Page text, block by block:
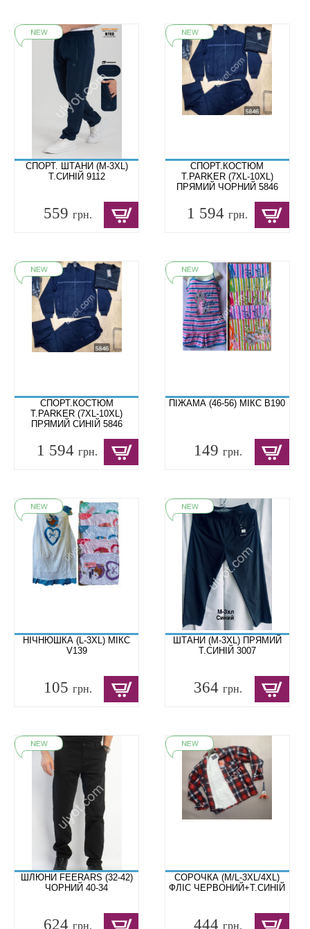
СПОРТ. ШТАНИ (M-3XL)
Т.СИНІЙ 9112
559 грн.
CПОРТ.КОСТЮМ
T.PARKER (7XL-10XL)
ПРЯМИЙ ЧОРНИЙ 5846
1 594грн.
CПОРТ.КОСТЮМ
T.PARKER (7XL-10XL)
ПРЯМИЙ СИНІЙ 5846
1 594 грн.
ПІЖАМА (46-56) МІКС B190
149грн.
НІЧНЮШКА (L-3XL) МІКС
V139
105 грн.
ШТАНИ (M-3XL) ПРЯМИЙ
Т.СИНІЙ 3007
364грн.
ШЛЮНИ FEERARS (32-42)
ЧОРНИЙ 40-34
624 грн.
СОРОЧКА (M/L-3XL/4XL)
ФЛІС ЧЕРВОНИЙ+Т.СИНІЙ
444грн.